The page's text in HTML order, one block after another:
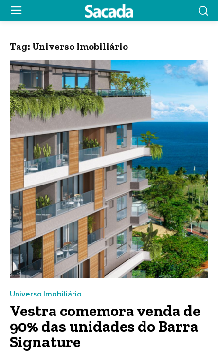
Tag: Universo Imobiliário
Universo Imobiliário
Vestra comemora venda de
90% das unidades do Barra
Signature